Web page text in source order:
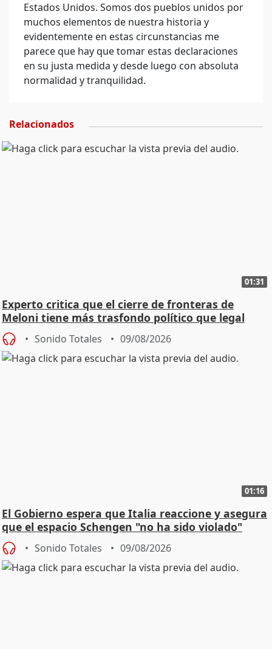
Estados Unidos. Somos dos pueblos unidos por
muchos elementos de nuestra historia y
evidentemente en estas circunstancias me
parece que hay que tomar estas declaraciones
en su justa medida y desde luego con absoluta
normalidad y tranquilidad.
Relacionados
01:31
Experto critica que el cierre de fronteras de
Meloni tiene más trasfondo político que legal
Sonido Totales 09/08/2026
01:16
El Gobierno espera que Italia reaccione y asegura
que el espacio Schengen "no ha sido violado"
Sonido Totales 09/08/2026